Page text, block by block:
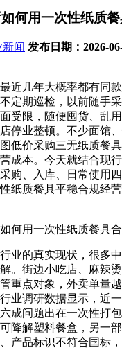
何用一次性纸质
闻 发布日期：2026-
近几年大概率都有同
定期巡检，以前随手
受限，随便囤货、乱
停业整顿。不少面馆
低价采购三无纸质餐
成本。今天就结合现
购、入库、日常使用
纸质餐具平稳合规经
业的真实现状，很多
。街边小吃店、麻辣
重点对象，外卖单量
业调研数据显示，近
成问题出在一次性打
降解塑料餐盒，另一
产品标识不符合国标